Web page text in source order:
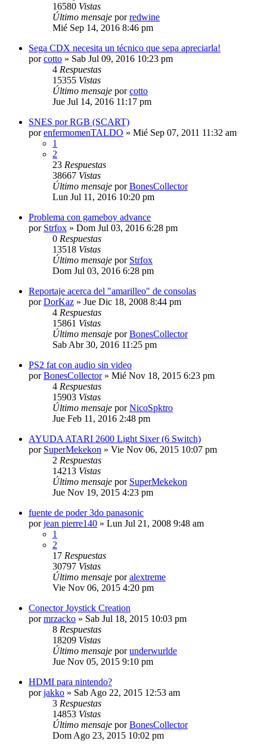
16580 Vistas
Último mensaje porredwine
Mié Sep 14, 2016 8:46 pm
Sega CDX necesita un técnico que sepa apreciarla!
porcotto » Sab Jul 09, 2016 10:23 pm
4 Respuestas
15355 Vistas
Último mensaje porcotto
Jue Jul 14, 2016 11:17 pm
SNES por RGB (SCART)
porenfermomenTALDO » Mié Sep 07, 2011 11:32 am
1
2
23 Respuestas
38667 Vistas
Último mensaje porBonesCollector
Lun Jul 11, 2016 10:20 pm
Problema con gameboy advance
por Strfox » Dom Jul 03, 2016 6:28 pm
0 Respuestas
13518 Vistas
Último mensaje por Strfox
Dom Jul 03, 2016 6:28 pm
Reportaje acerca del "amarilleo" de consolas
porDorKaz » Jue Dic 18, 2008 8:44 pm
4 Respuestas
15861 Vistas
Último mensaje porBonesCollector
Sab Abr 30, 2016 11:25 pm
PS2 fat con audio sin video
porBonesCollector» Mié Nov 18, 2015 6:23 pm
4 Respuestas
15903 Vistas
Último mensaje porNicoSpktro
Jue Feb 11, 2016 2:48 pm
AYUDA ATARI 2600 Light Sixer (6 Switch)
por SuperMekekon » Vie Nov 06, 2015 10:07 pm
2 Respuestas
14213 Vistas
Último mensaje por SuperMekekon
Jue Nov 19, 2015 4:23 pm
fuente de poder 3do panasonic
porjean pierre140 » Lun Jul 21, 2008 9:48 am
1
2
17 Respuestas
30797 Vistas
Último mensaje poralextreme
Vie Nov 06, 2015 4:20 pm
Conector Joystick Creation
pormrzacko » Sab Jul 18, 2015 10:03 pm
8 Respuestas
18209 Vistas
Último mensaje porunderwurlde
Jue Nov 05, 2015 9:10 pm
HDMI para nintendo?
porjakko » Sab Ago 22, 2015 12:53 am
3 Respuestas
14853 Vistas
Último mensaje porBonesCollector
Dom Ago 23, 2015 10:02 pm